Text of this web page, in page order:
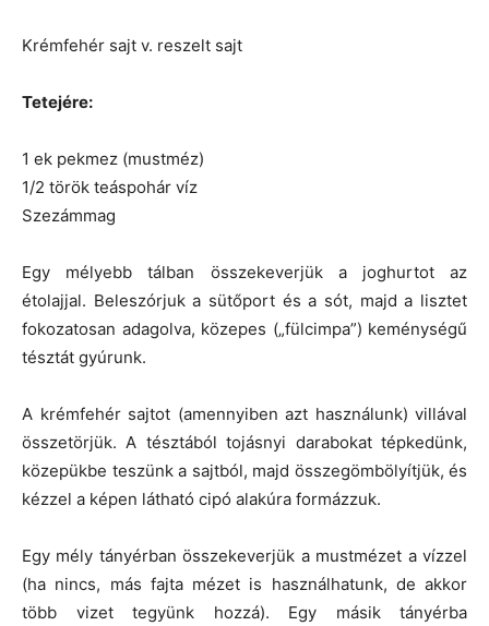
Krémfehér sajt v. reszelt sajt
Tetejére:
1 ek pekmez (mustméz)
1/2 török teáspohár víz
Szezámmag
Egy mélyebb tálban összekeverjük a joghurtot az
étolajjal. Beleszórjuk a sütőport és a sót, majd a lisztet
fokozatosan adagolva, közepes („fülcimpa”) keménységű
tésztát gyúrunk.
A krémfehér sajtot (amennyiben azt használunk) villával
összetörjük. A tésztából tojásnyi darabokat tépkedünk,
közepükbe teszünk a sajtból, majd összegömbölyítjük, és
kézzel a képen látható cipó alakúra formázzuk.
Egy mély tányérban összekeverjük a mustmézet a vízzel
(ha nincs, más fajta mézet is használhatunk, de akkor
több vizet tegyünk hozzá). Egy másik tányérba